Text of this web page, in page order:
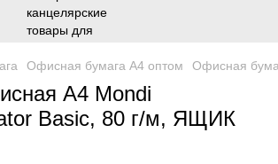
Офисная бумага А4 оптом Офисная
А4 Mondi
Basic, 80 г/м, ЯЩИК